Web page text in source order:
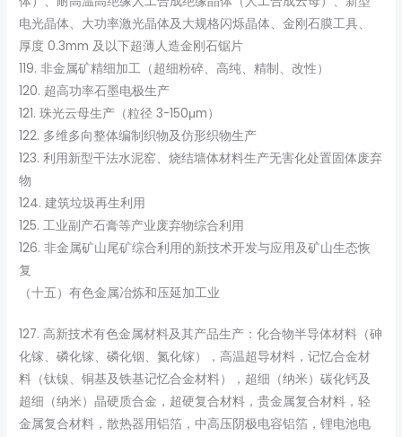
电光晶体、大功率激光晶体及大规格闪烁晶体、金刚石膜工具、
厚度 0.3mm 及以下超薄人造金刚石锯片
119. 非金属矿精细加工（超细粉碎、高纯、精制、改性）
120. 超高功率石墨电极生产
121. 珠光云母生产（粒径 3-150μm）
122. 多维多向整体编制织物及仿形织物生产
123. 利用新型干法水泥窑、烧结墙体材料生产无害化处置固体废弃
物
124. 建筑垃圾再生利用
125. 工业副产石膏等产业废弃物综合利用
126. 非金属矿山尾矿综合利用的新技术开发与应用及矿山生态恢
复
（十五）有色金属冶炼和压延加工业
127. 高新技术有色金属材料及其产品生产：化合物半导体材料（砷
化镓、磷化镓、磷化铟、氮化镓），高温超导材料，记忆合金材
料（钛镍、铜基及铁基记忆合金材料），超细（纳米）碳化钙及
超细（纳米）晶硬质合金，超硬复合材料，贵金属复合材料，轻
金属复合材料，散热器用铝箔，中高压阴极电容铝箔，锂电池电